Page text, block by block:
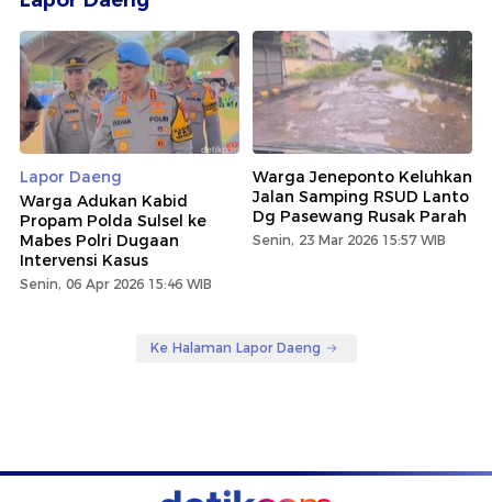
Lapor Daeng
Warga Adukan Kabid
Propam Polda Sulsel ke
Mabes Polri Dugaan
Intervensi Kasus
Senin, 06 Apr 2026 15:46 WIB
Warga Jeneponto Keluhkan
Jalan Samping RSUD Lanto
Dg Pasewang Rusak Parah
Senin, 23 Mar 2026 15:57 WIB
Ke Halaman Lapor Daeng